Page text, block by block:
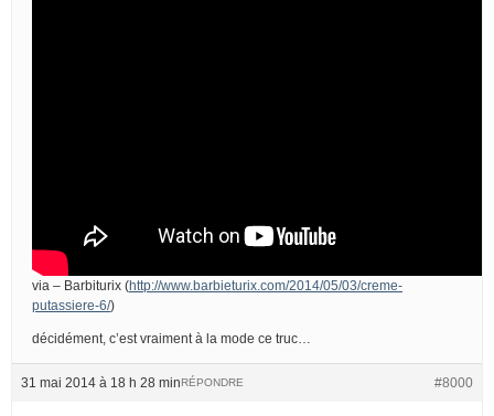
via – Barbiturix (http://www.barbieturix.com/2014/05/03/creme-
putassiere-6/)
décidément, c’est vraiment à la mode ce truc…
31 mai 2014 à 18 h 28 min #8000
RÉPONDRE